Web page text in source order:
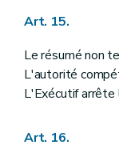
Art. 15.
Le résumé non
L'autorité
L'Exécutif
Art. 16.